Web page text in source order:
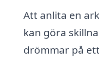
Att anlita en
kan göra
drömmar på